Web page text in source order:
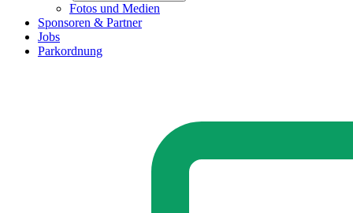
Fotos und Medien
Sponsoren & Partner
Jobs
Parkordnung